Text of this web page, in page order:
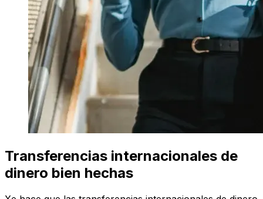
Transferencias internacionales de
dinero bien hechas